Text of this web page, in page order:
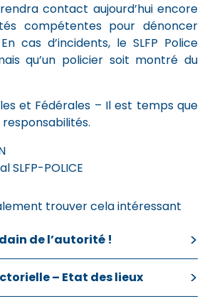
contact aujourd’hui encore
compétentes pour dénoncer
cas d’incidents, le SLFP Police
qu’un policier soit montré du
et Fédérales – Il est temps que
SLFP-POLICE
trouver cela intéressant
de l’autorité !
– Etat des lieux